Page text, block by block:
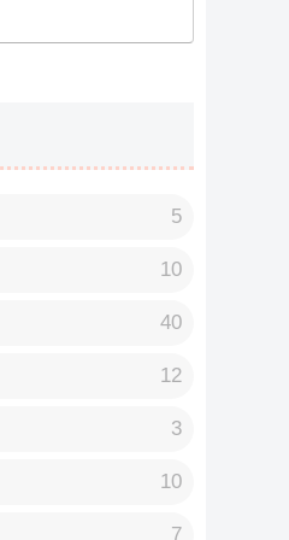
5
10
40
12
3
10
7